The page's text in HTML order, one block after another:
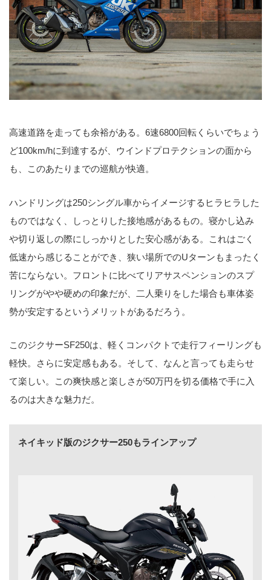
高速道路を走っても余裕がある。6速6800回転くらいでちょう
ど100km/hに到達するが、ウインドプロテクションの面から
も、このあたりまでの巡航が快適。
ハンドリングは250シングル車からイメージするヒラヒラした
ものではなく、しっとりした接地感があるもの。寝かし込み
や切り返しの際にしっかりとした安心感がある。これはごく
低速から感じることができ、狭い場所でのUターンもまったく
苦にならない。フロントに比べてリアサスペンションのスプ
リングがやや硬めの印象だが、二人乗りをした場合も車体姿
勢が安定するというメリットがあるだろう。
このジクサーSF250は、軽くコンパクトで走行フィーリングも
軽快。さらに安定感もある。そして、なんと言っても走らせ
て楽しい。この爽快感と楽しさが50万円を切る価格で手に入
るのは大きな魅力だ。
ネイキッド版のジクサー250もラインアップ